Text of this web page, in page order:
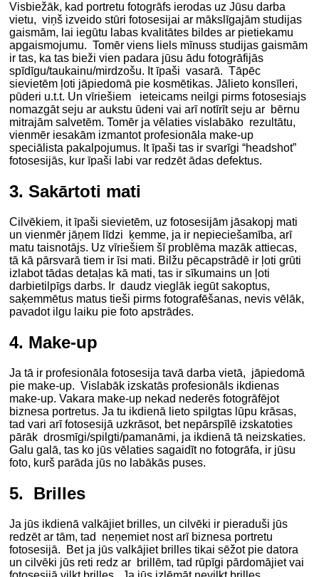
Visbiežāk, kad portretu fotogrāfs ierodas uz Jūsu darba
vietu, viņš izveido stūri fotosesijai ar mākslīgajām studijas
gaismām, lai iegūtu labas kvalitātes bildes ar pietiekamu
apgaismojumu. Tomēr viens liels mīnuss studijas gaismām
ir tas, ka tas bieži vien padara jūsu ādu fotogrāfijās
spīdīgu/taukainu/mirdzošu. It īpaši vasarā. Tāpēc
sievietēm ļoti jāpiedomā pie kosmētikas. Jālieto konsīleri,
pūderi u.t.t. Un vīriešiem ieteicams neilgi pirms fotosesiajs
nomazgāt seju ar aukstu ūdeni vai arī notīrīt seju ar bērnu
mitrajām salvetēm. Tomēr ja vēlaties vislabāko rezultātu,
vienmēr iesakām izmantot profesionāla make-up
speciālista pakalpojumus. It īpaši tas ir svarīgi “headshot”
fotosesijās, kur īpaši labi var redzēt ādas defektus.
3. Sakārtoti mati
Cilvēkiem, it īpaši sievietēm, uz fotosesijām jāsakopj mati
un vienmēr jāņem līdzi ķemme, ja ir nepieciešamība, arī
matu taisnotājs. Uz vīriešiem šī problēma mazāk attiecas,
tā kā pārsvarā tiem ir īsi mati. Bilžu pēcapstrādē ir ļoti grūti
izlabot tādas detaļas kā mati, tas ir sīkumains un ļoti
darbietilpīgs darbs. Ir daudz vieglāk iegūt sakoptus,
saķemmētus matus tieši pirms fotografēšanas, nevis vēlāk,
pavadot ilgu laiku pie foto apstrādes.
4. Make-up
Ja tā ir profesionāla fotosesija tavā darba vietā, jāpiedomā
pie make-up. Vislabāk izskatās profesionāls ikdienas
make-up. Vakara make-up nekad nederēs fotogrāfējot
biznesa portretus. Ja tu ikdienā lieto spilgtas lūpu krāsas,
tad vari arī fotosesijā uzkrāsot, bet nepārspīlē izskatoties
pārāk drosmīgi/spilgti/pamanāmi, ja ikdienā tā neizskaties.
Galu galā, tas ko jūs vēlaties sagaidīt no fotogrāfa, ir jūsu
foto, kurš parāda jūs no labākās puses.
5. Brilles
Ja jūs ikdienā valkājiet brilles, un cilvēki ir pieraduši jūs
redzēt ar tām, tad neņemiet nost arī biznesa portretu
fotosesijā. Bet ja jūs valkājiet brilles tikai sēžot pie datora
un cilvēki jūs reti redz ar brillēm, tad rūpīgi pārdomājiet vai